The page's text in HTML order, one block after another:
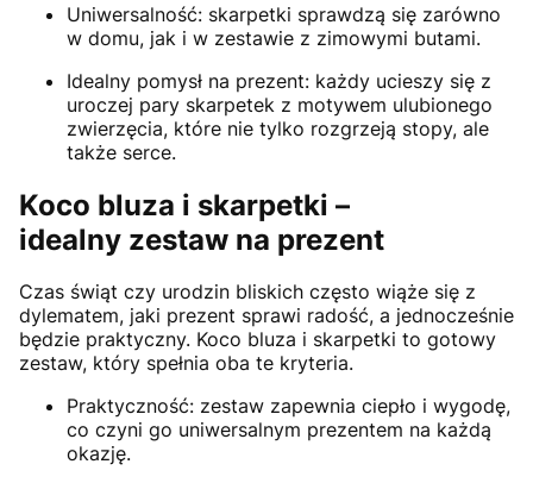
Uniwersalność: skarpetki sprawdzą się zarówno
w domu, jak i w zestawie z zimowymi butami.
Idealny pomysł na prezent: każdy ucieszy się z
uroczej pary skarpetek z motywem ulubionego
zwierzęcia, które nie tylko rozgrzeją stopy, ale
także serce.
Koco bluza i skarpetki –
idealny zestaw na prezent
Czas świąt czy urodzin bliskich często wiąże się z
dylematem, jaki prezent sprawi radość, a jednocześnie
będzie praktyczny. Koco bluza i skarpetki to gotowy
zestaw, który spełnia oba te kryteria.
Praktyczność: zestaw zapewnia ciepło i wygodę,
co czyni go uniwersalnym prezentem na każdą
okazję.